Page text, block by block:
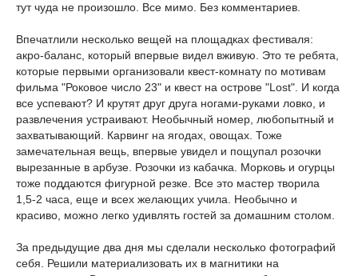
тут чуда не произошло. Все мимо. Без комментариев.
Впечатлили несколько вещей на площадках фестиваля:
акро-баланс, который впервые видел вживую. Это те ребята,
которые первыми организовали квест-комнату по мотивам
фильма "Роковое число 23" и квест на острове "Lost". И когда
все успевают? И крутят друг друга ногами-руками ловко, и
развлечения устраивают. Необычный номер, любопытный и
захватывающий. Карвинг на ягодах, овощах. Тоже
замечательная вещь, впервые увидел и пощупал розочки
вырезанные в арбузе. Розочки из кабачка. Морковь и огурцы
тоже поддаются фигурной резке. Все это мастер творила
1,5-2 часа, еще и всех желающих учила. Необычно и
красиво, можно легко удивлять гостей за домашним столом.
За предыдущие два дня мы сделали несколько фотографий
себя. Решили материализовать их в магнитики на